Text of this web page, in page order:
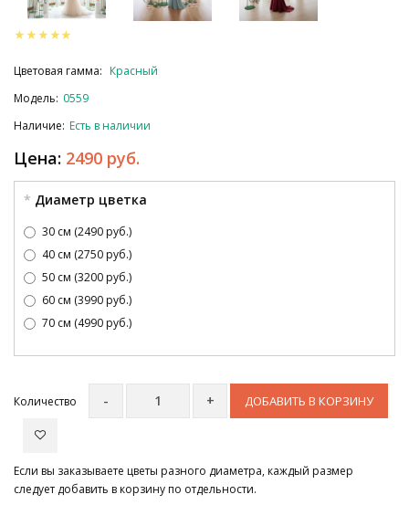
Цветовая гамма: Красный
Модель: 0559
Наличие: Есть в наличии
Цена: 2490 руб.
Диаметр цветка
30 см (2490 руб.)
40 см (2750 руб.)
50 см (3200 руб.)
60 см (3990 руб.)
70 см (4990 руб.)
Количество ДОБАВИТЬ В КОРЗИНУ
Если вы заказываете цветы разного диаметра, каждый размер
следует добавить в корзину по отдельности.